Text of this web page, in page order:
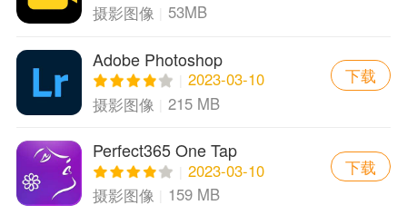
摄影图像
53MB
Adobe Photoshop
LightroomCC手机版
2023-03-10
摄影图像
215 MB
下载
Perfect365 One Tap
Makeover 8.89.20官方版
2023-03-10
摄影图像
159 MB
下载